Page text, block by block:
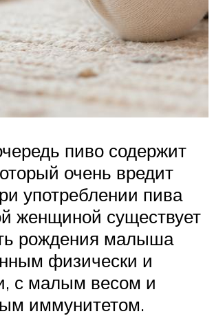
пиво содержит
очень вредит
употреблении пива
женщиной существует
рождения малыша
физически и
с малым весом и
иммунитетом.